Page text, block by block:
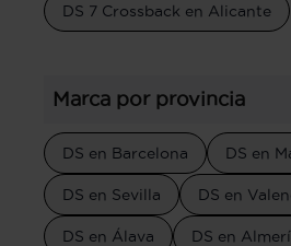
DS 7 Crossback en Alicante
Marca por provincia
DS en Barcelona DS en
DS en Sevilla DS en
DS en Álava DS en